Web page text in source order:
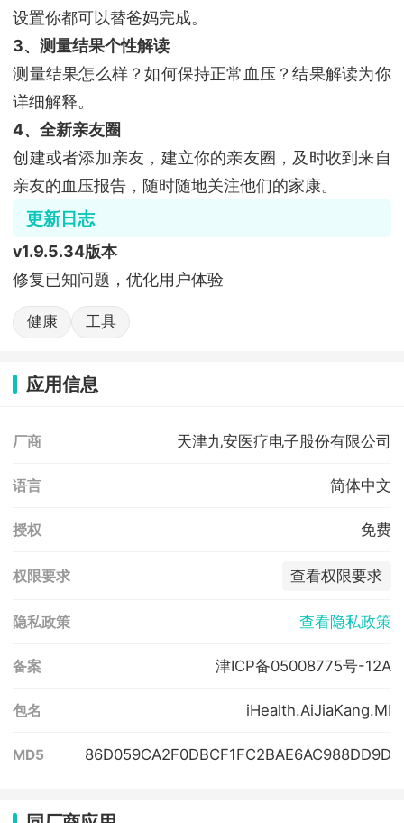
设置你都可以替爸妈完成。
3、测量结果个性解读
测量结果怎么样？如何保持正常血压？结果解读为你
详细解释。
4、全新亲友圈
创建或者添加亲友，建立你的亲友圈，及时收到来自
亲友的血压报告，随时随地关注他们的家康。
更新日志
v1.9.5.34版本
修复已知问题，优化用户体验
健康 工具
应用信息
厂商 天津九安医疗电子股份有限公司
语言 简体中文
授权 免费
权限要求 查看权限要求
隐私政策 查看隐私政策
备案 津ICP备05008775号-12A
包名 iHealth.AiJiaKang.MI
MD5 86D059CA2F0DBCF1FC2BAE6AC988DD9D